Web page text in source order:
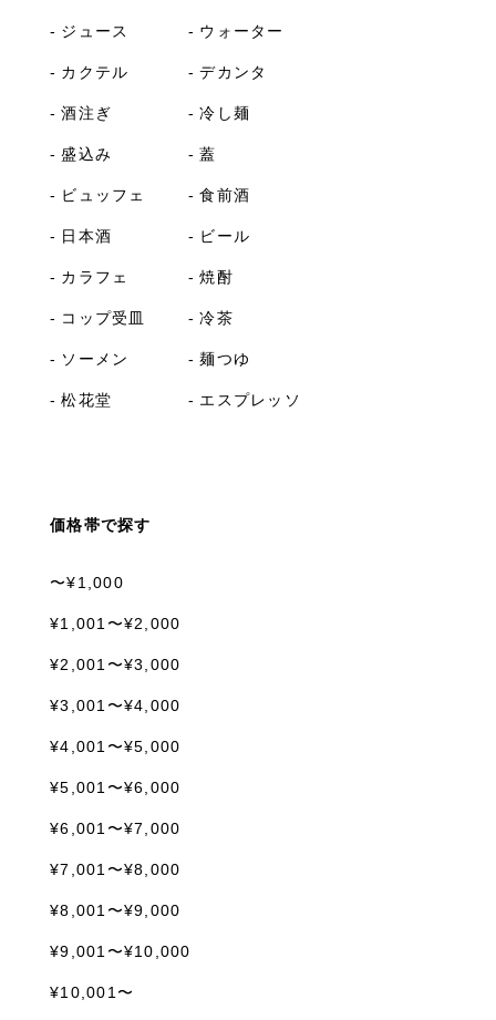
ジュース ウォーター
カクテル デカンタ
酒注ぎ 冷し麺
盛込み 蓋
ビュッフェ 食前酒
日本酒 ビール
カラフェ 焼酎
コップ受皿 冷茶
ソーメン 麺つゆ
松花堂 エスプレッソ
価格帯で探す
〜¥1,000
¥1,001〜¥2,000
¥2,001〜¥3,000
¥3,001〜¥4,000
¥4,001〜¥5,000
¥5,001〜¥6,000
¥6,001〜¥7,000
¥7,001〜¥8,000
¥8,001〜¥9,000
¥9,001〜¥10,000
¥10,001〜